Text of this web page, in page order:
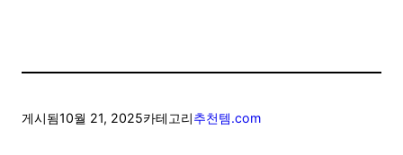
게시됨10월 21, 2025카테고리추천템.com